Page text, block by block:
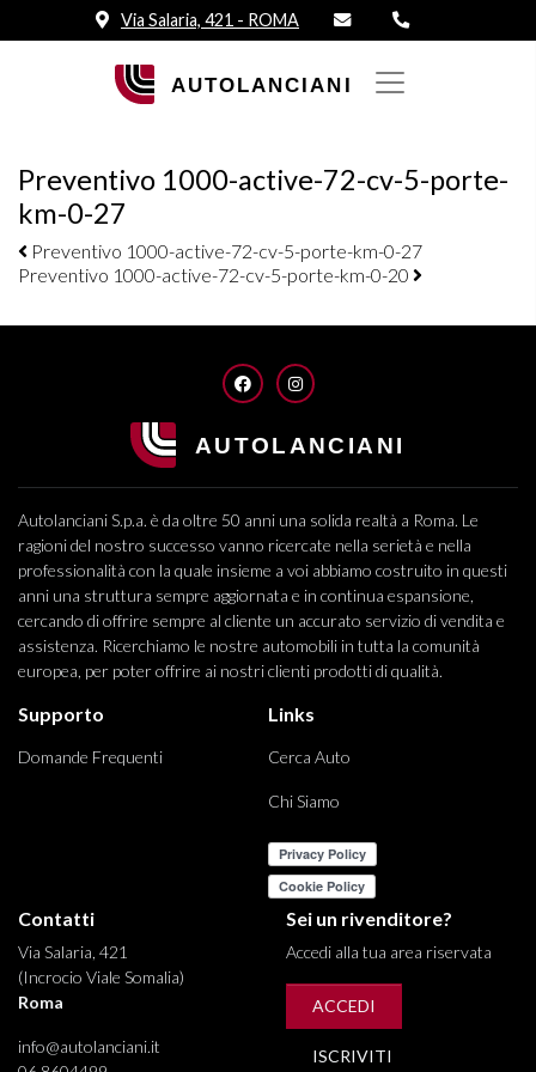
Via Salaria, 421 - ROMA
Preventivo 1000-active-72-cv-5-porte-
km-0-27
Navigazione elementi
Preventivo 1000-active-72-cv-5-porte-km-0-27
Preventivo 1000-active-72-cv-5-porte-km-0-20
FACEBOOKINSTAGRAM
Autolanciani S.p.a. è da oltre 50 anni una solida realtà a Roma. Le
ragioni del nostro successo vanno ricercate nella serietà e nella
professionalità con la quale insieme a voi abbiamo costruito in questi
anni una struttura sempre aggiornata e in continua espansione,
cercando di offrire sempre al cliente un accurato servizio di vendita e
assistenza. Ricerchiamo le nostre automobili in tutta la comunità
europea, per poter offrire ai nostri clienti prodotti di qualità.
Supporto
Domande Frequenti
Links
Cerca Auto
Chi Siamo
Contatti
Via Salaria, 421
(Incrocio Viale Somalia)
Roma
info@autolanciani.it
Sei un rivenditore?
Accedi alla tua area riservata
ACCEDI
ISCRIVITI